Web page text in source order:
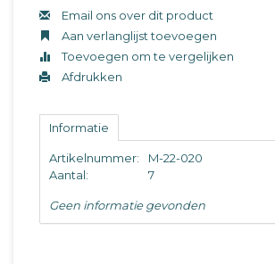
Email ons over dit product
Aan verlanglijst toevoegen
Toevoegen om te vergelijken
Afdrukken
Informatie
Artikelnummer:
M-22-020
Aantal:
7
Geen informatie gevonden